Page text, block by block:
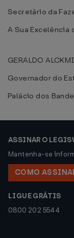
Secretário da
A Sua Excelência
GERALDO
Governador do
Palácio dos
ASSINAR O
Mantenha-se
COMO
LIGUE GRÁTIS
0800 202 5544